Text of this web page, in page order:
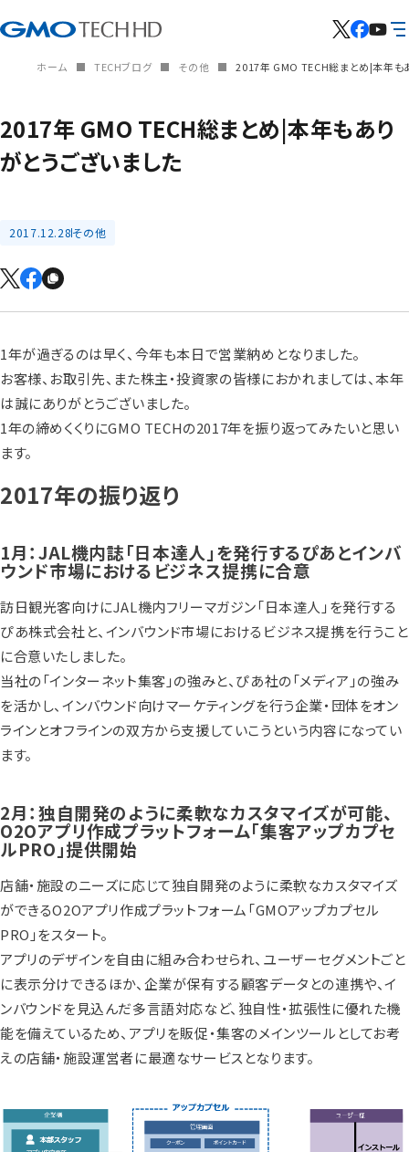
ホーム TECHブログ その他 2017年 GMO TECH総まとめ|本年も
2017年 GMO TECH総まとめ|本年もあり
がとうございました
2017.12.28その他
1年が過ぎるのは早く、今年も本日で営業納めとなりました。
お客様、お取引先、また株主・投資家の皆様におかれましては、本年
は誠にありがとうございました。
1年の締めくくりにGMO TECHの2017年を振り返ってみたいと思い
ます。
2017年の振り返り
1月：JAL機内誌「日本達人」を発行するぴあとインバ
ウンド市場におけるビジネス提携に合意
訪日観光客向けにJAL機内フリーマガジン「日本達人」を発行する
ぴあ株式会社と、インバウンド市場におけるビジネス提携を行うこと
に合意いたしました。
当社の「インターネット集客」の強みと、ぴあ社の「メディア」の強み
を活かし、インバウンド向けマーケティングを行う企業・団体をオン
ラインとオフラインの双方から支援していこうという内容になってい
ます。
2月：独自開発のように柔軟なカスタマイズが可能、
O2Oアプリ作成プラットフォーム「集客アップカプセ
ルPRO」提供開始
店舗・施設のニーズに応じて独自開発のように柔軟なカスタマイズ
ができるO2Oアプリ作成プラットフォーム「GMOアップカプセル
PRO」をスタート。
アプリのデザインを自由に組み合わせられ、ユーザーセグメントごと
に表示分けできるほか、企業が保有する顧客データとの連携や、イ
ンバウンドを見込んだ多言語対応など、独自性・拡張性に優れた機
能を備えているため、アプリを販促・集客のメインツールとしてお考
えの店舗・施設運営者に最適なサービスとなります。